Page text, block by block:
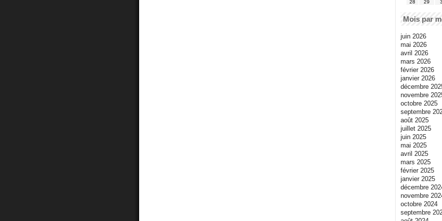
28
29
Mois par
juin 2026
mai 2026
avril 2026
mars 2026
février 2026
janvier 2026
décembre
novembre
octobre 2025
septembre
août 2025
juillet 2025
juin 2025
mai 2025
avril 2025
mars 2025
février 2025
janvier 2025
décembre
novembre
octobre 2024
septembre